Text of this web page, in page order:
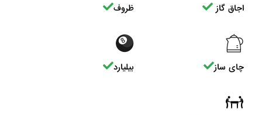
اجاق گاز ظروف
چای ساز بیلیارد